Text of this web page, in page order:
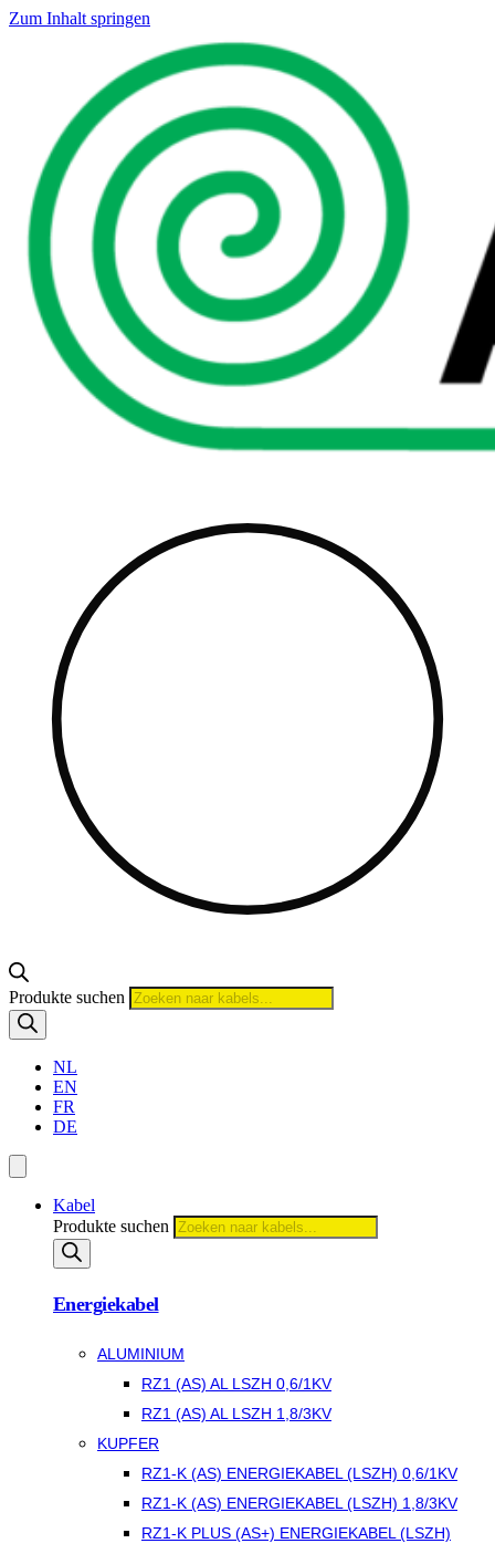
Zum Inhalt springen
Produkte suchen
NL
EN
FR
DE
Kabel
Produkte suchen
Energiekabel
ALUMINIUM
RZ1 (AS) AL LSZH 0,6/1KV
RZ1 (AS) AL LSZH 1,8/3KV
KUPFER
RZ1-K (AS) ENERGIEKABEL (LSZH) 0,6/1KV
RZ1-K (AS) ENERGIEKABEL (LSZH) 1,8/3KV
RZ1-K PLUS (AS+) ENERGIEKABEL (LSZH)